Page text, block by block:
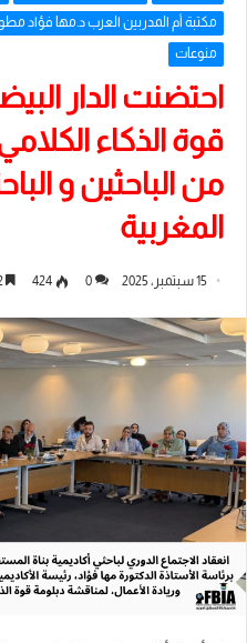
مكتبة أم المدربين العرب د.مها فؤاد
منوعات
احتضنت الدار
قوة الذكاء
من الباحثين و
المغربية
15 سبتمبر، 2025 0
424